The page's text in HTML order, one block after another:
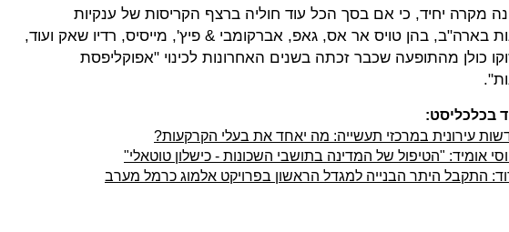
מקרה יחיד, כי אם בסך הכל עוד חוליה ברצף הקריסות של ענקיות
בארה"ב, בהן טויס אר אס, גאפ, אברקומבי & פיץ', מייסיס, רדיו שאק ועוד,
כולן מהתופעה שכבר זכתה בשנים האחרונות לכינוי "אפוקליפסת
בכלכליסט:
עירונית במרכזי תעשייה: מה יאחד את בעלי הקרקעות?
אומיד: "הטיפול של המדינה בתושבי השכונות - כישלון טוטאלי"
התקבל היתר הבנייה למגדל הראשון בפרויקט אלמוג כרמל מערב